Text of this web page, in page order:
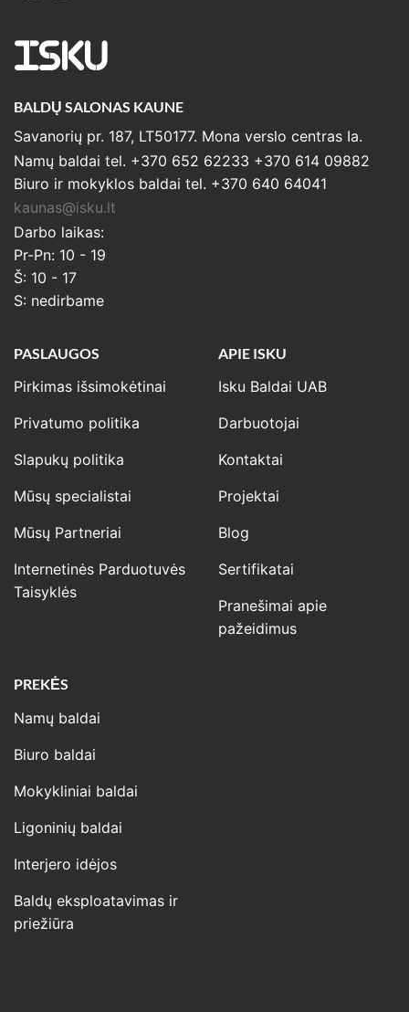
ISKU
BALDŲ SALONAS KAUNE
Savanorių pr. 187, LT50177. Mona verslo centras Ia.
Namų baldai tel. +370 652 62233 +370 614 09882
Biuro ir mokyklos baldai tel. +370 640 64041
kaunas@isku.lt
Darbo laikas:
Pr-Pn: 10 - 19
Š: 10 - 17
S: nedirbame
PASLAUGOS
Pirkimas išsimokėtinai
Privatumo politika
Slapukų politika
Mūsų specialistai
Mūsų Partneriai
Internetinės Parduotuvės
Taisyklės
APIE ISKU
Isku Baldai UAB
Darbuotojai
Kontaktai
Projektai
Blog
Sertifikatai
Pranešimai apie
pažeidimus
PREKĖS
Namų baldai
Biuro baldai
Mokykliniai baldai
Ligoninių baldai
Interjero idėjos
Baldų eksploatavimas ir
priežiūra